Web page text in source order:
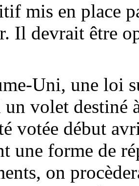
mis en place
Il devrait être
Uni, une loi
un volet destiné
votée début
une forme de
on